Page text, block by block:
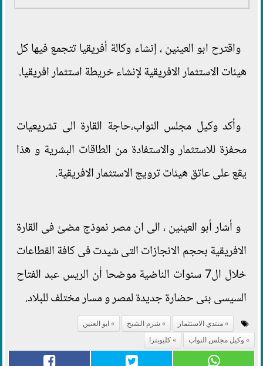
واقترح ابو العينين ، إنشاء وكالة أفريقيا تتجمع فيها كل
هيئات الاستثمار الافريقية لإنشاء خريطة استثمار افريقيا.
وأكد وكيل مجلس النواب،حاجة القارة الى تشريعيات
محفزة للاستثمار والاستفادة من الطاقات البشرية و هذا
يقع على عاتق هيئات ترويج الاستثمار الافريقية.
و أشار أبو العينين ، الى ان مصر نموذج مضئ فى القارة
الافريقية بحجم الانجازات التى شيدت فى كافة القطاعات
خلال ال7 سنوات الناضية موضحا أن الريس عبد الفتاح
السيسى بنى حضارة جديدة لمصر و مسار مختلف للبلاد.
منتدي الاستثمار شرم الشيخ
ابو العنين
وكيل مجلس النواب
كليوبترا